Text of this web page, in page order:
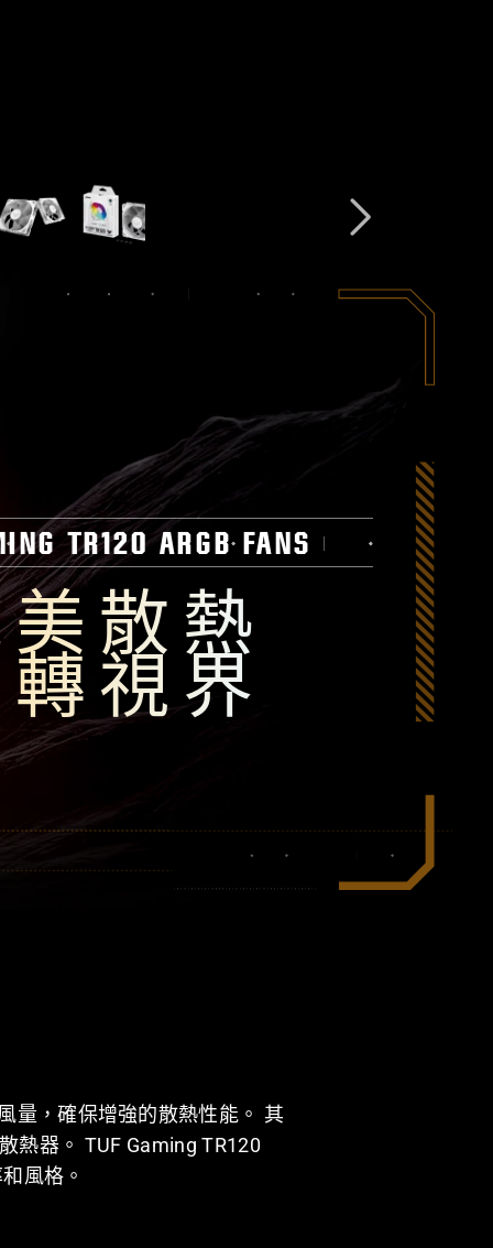
TUF GAMING TR120 ARGB
更厚的框架
散熱性能改良
TR120 ARGB FANS
散熱
視界
量，確保增強的散熱性能。 其
熱器。 TUF Gaming TR120
風格。